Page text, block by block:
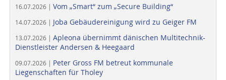
16.07.2026 | Vom „Smart“ zum „Secure Building“
14.07.2026 | Joba Gebäudereinigung wird zu Geiger FM
13.07.2026 | Apleona übernimmt dänischen Multitechnik-
Dienstleister Andersen & Heegaard
09.07.2026 | Peter Gross FM betreut kommunale
Liegenschaften für Tholey